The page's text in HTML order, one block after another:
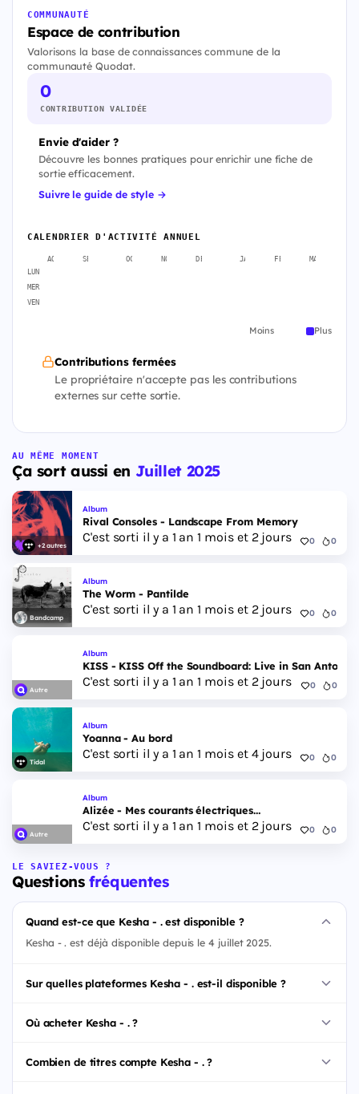
COMMUNAUTÉ
Espace de contribution
Valorisons la base de connaissances commune de la
communauté Quodat.
0
CONTRIBUTION VALIDÉE
Envie d'aider ?
Découvre les bonnes pratiques pour enrichir une fiche de
sortie efficacement.
Suivre le guide de style →
CALENDRIER D'ACTIVITÉ ANNUEL
AOÛT SEPT. OCT. NOV. DÉC. JANV. FÉVR. MARS
LUN
MER
VEN
Moins Plus
Contributions fermées
Le propriétaire n'accepte pas les contributions
externes sur cette sortie.
AU MÊME MOMENT
Ça sort aussi en Juillet 2025
+2 autres
Album
Rival Consoles - Landscape From Memory
C'est sorti il y a 1 an 1 mois et 2 jours 0 0
Bandcamp
Album
The Worm - Pantilde
C'est sorti il y a 1 an 1 mois et 2 jours 0 0
Autre
Album
KISS - KISS Off the Soundboard: Live in San Antonio
C'est sorti il y a 1 an 1 mois et 2 jours 0 0
Tidal
Album
Yoanna - Au bord
C'est sorti il y a 1 an 1 mois et 4 jours 0 0
Autre
Album
Alizée - Mes courants électriques…
C'est sorti il y a 1 an 1 mois et 2 jours 0 0
LE SAVIEZ-VOUS ?
Questionsfréquentes
Quand est-ce que Kesha - . est disponible ?
Kesha - . est déjà disponible depuis le 4 juillet 2025.
Sur quelles plateformes Kesha - . est-il disponible ?
Où acheter Kesha - . ?
Combien de titres compte Kesha - . ?